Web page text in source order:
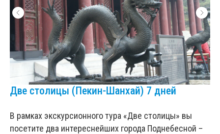
Две столицы (Пекин-Шанхай) 7 дней
В рамках экскурсионного тура «Две столицы» вы
посетите два интереснейших города Поднебесной –